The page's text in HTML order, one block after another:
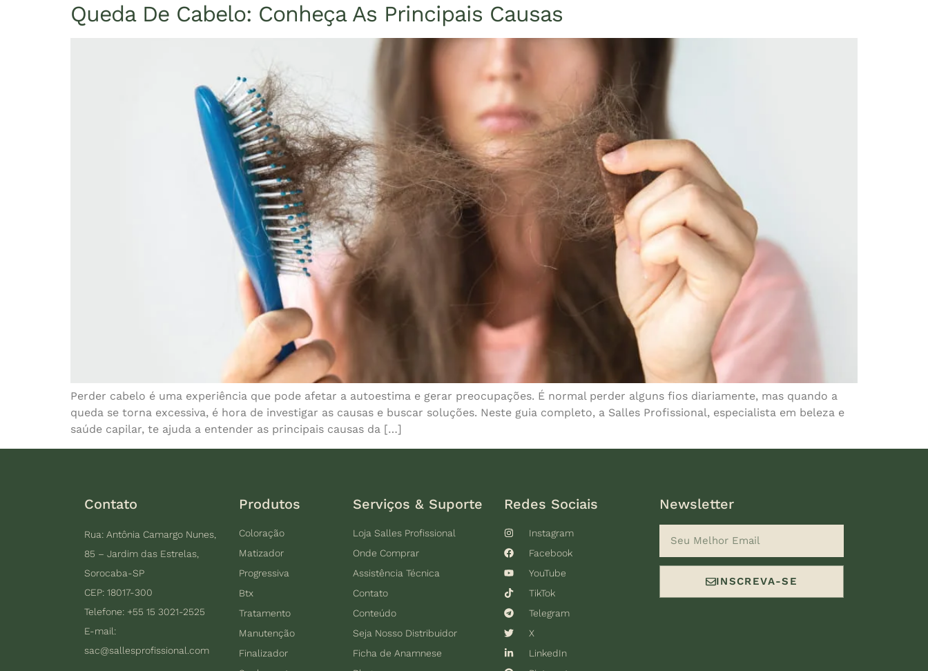
Queda De Cabelo: Conheça As Principais Causas
Perder cabelo é uma experiência que pode afetar a autoestima e gerar preocupações. É normal perder alguns fios diariamente, mas quando a
queda se torna excessiva, é hora de investigar as causas e buscar soluções. Neste guia completo, a Salles Profissional, especialista em beleza e
saúde capilar, te ajuda a entender as principais causas da […]
Contato
Rua: Antônia Camargo Nunes,
85 – Jardim das Estrelas,
Sorocaba-SP
CEP: 18017-300
Telefone: +55 15 3021-2525
E-mail:
sac@sallesprofissional.com
Produtos
Coloração
Matizador
Progressiva
Btx
Tratamento
Manutenção
Finalizador
Serviços & Suporte
Loja Salles Profissional
Onde Comprar
Assistência Técnica
Contato
Conteúdo
Seja Nosso Distribuidor
Ficha de Anamnese
Redes Sociais
Instagram
Facebook
YouTube
TikTok
Telegram
X
LinkedIn
Newsletter
INSCREVA-SE